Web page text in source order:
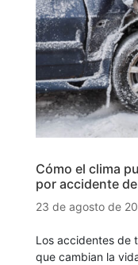
Cómo el clima
por accidente
23 de agosto de
Los accidentes de
que cambian la